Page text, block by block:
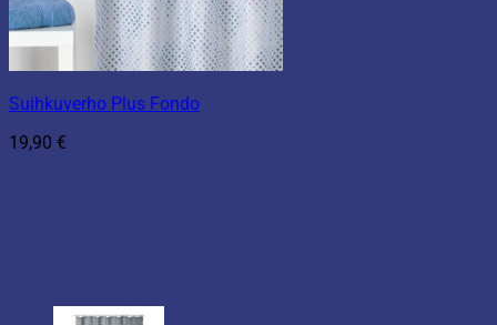
Suihkuverho Plus Fondo
19,90 €